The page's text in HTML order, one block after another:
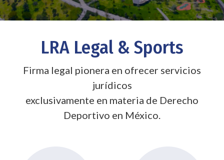
LRA Legal & Sports
Firma legal pionera en ofrecer servicios
jurídicos
exclusivamente en materia de Derecho
Deportivo en México.